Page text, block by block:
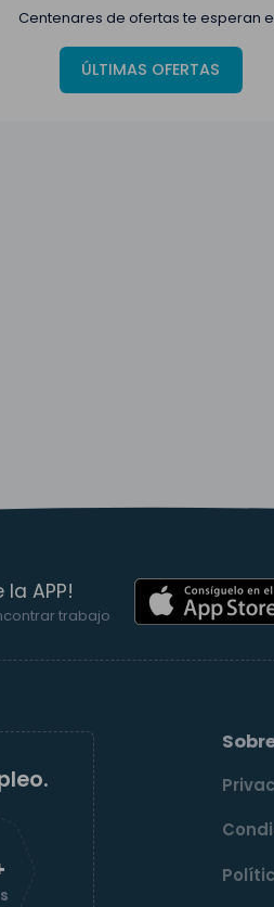
Centenares de ofertas te esperan
ÚLTIMAS OFERTAS
APP!
trabajo